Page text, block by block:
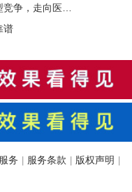
医疗体系的重构
谱
务 | 服务条款 | 版权声明 |